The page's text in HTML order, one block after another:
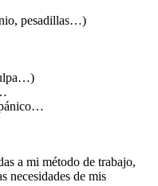
pesadillas…)
a mi método de trabajo,
necesidades de mis